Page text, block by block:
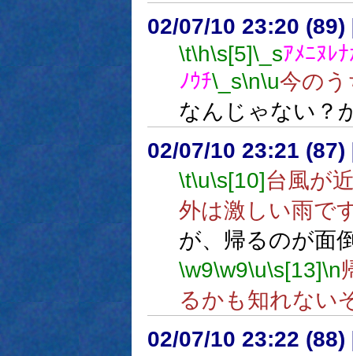
02/07/10 23:20 (89)
\t\h\s[5]\_sｱﾒﾆﾇﾚ
ﾉｳﾁ\_s\n\u今の
なんじゃない？
02/07/10 23:21 (87)
\t\u\s[10]台風が
外は激しい雨で
が、帰るのが面
\w9\w9\u\s[13]\n
るかも知れない
02/07/10 23:22 (88)